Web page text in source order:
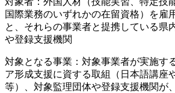
国際業務のいずれかの在留資格）を雇
と、それらの事業者と提携している県
や登録支援機関
対象となる事業：対象事業者が実施す
ア形成支援に資する取組（日本語講座
等）、対象監理団体や登録支援機関が